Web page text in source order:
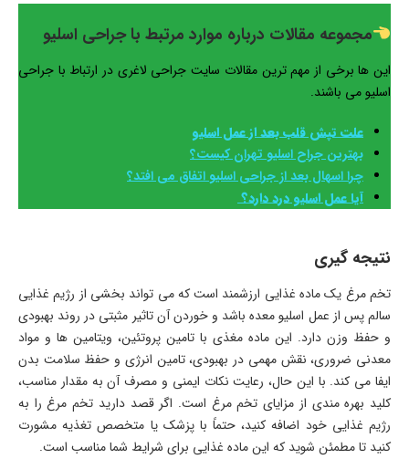
مجموعه مقالات درباره موارد مرتبط با جراحی اسلیو
این ها برخی از مهم ترین مقالات سایت جراحی لاغری در ارتباط با جراحی
اسلیو می باشند.
علت تپش قلب بعد از عمل اسلیو
بهترین جراح اسلیو تهران کیست؟
چرا اسهال بعد از جراحی اسلیو اتفاق می افتد؟
آیا عمل اسلیو درد دارد؟
نتیجه گیری
تخم مرغ یک ماده غذایی ارزشمند است که می تواند بخشی از رژیم غذایی
سالم پس از عمل اسلیو معده باشد و خوردن آن تاثیر مثبتی در روند بهبودی
و حفظ وزن دارد. این ماده مغذی با تامین پروتئین، ویتامین ها و مواد
معدنی ضروری، نقش مهمی در بهبودی، تامین انرژی و حفظ سلامت بدن
ایفا می کند. با این حال، رعایت نکات ایمنی و مصرف آن به مقدار مناسب،
کلید بهره مندی از مزایای تخم مرغ است. اگر قصد دارید تخم مرغ را به
رژیم غذایی خود اضافه کنید، حتماً با پزشک یا متخصص تغذیه مشورت
کنید تا مطمئن شوید که این ماده غذایی برای شرایط شما مناسب است.